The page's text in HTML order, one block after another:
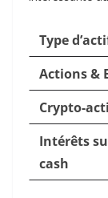
Type
Actions &
Crypto-
Intérêts
cash